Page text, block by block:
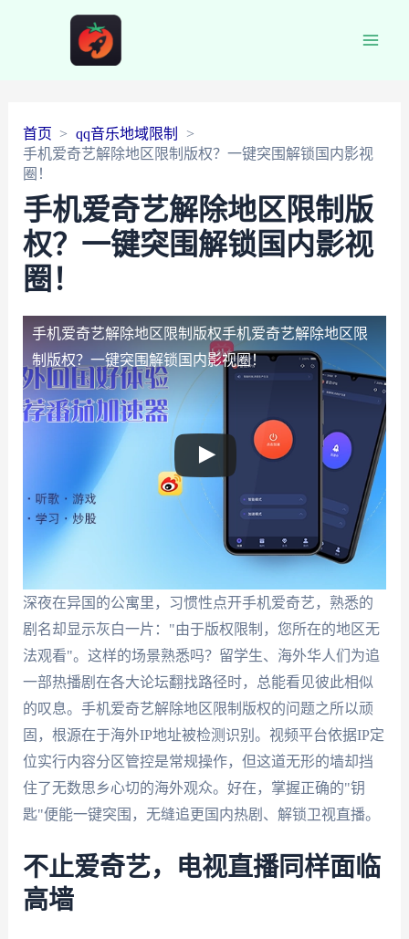
首页
qq音乐地域限制
手机爱奇艺解除地区限制版权？一键突围解锁国内影视
圈！
手机爱奇艺解除地区限制版
权？一键突围解锁国内影视
圈！
手机爱奇艺解除地区限制版权手机爱奇艺解除地区限
制版权？一键突围解锁国内影视圈！
深夜在异国的公寓里，习惯性点开手机爱奇艺，熟悉的
剧名却显示灰白一片："由于版权限制，您所在的地区无
法观看"。这样的场景熟悉吗？留学生、海外华人们为追
一部热播剧在各大论坛翻找路径时，总能看见彼此相似
的叹息。手机爱奇艺解除地区限制版权的问题之所以顽
固，根源在于海外IP地址被检测识别。视频平台依据IP定
位实行内容分区管控是常规操作，但这道无形的墙却挡
住了无数思乡心切的海外观众。好在，掌握正确的"钥
匙"便能一键突围，无缝追更国内热剧、解锁卫视直播。
不止爱奇艺，电视直播同样面临
高墙